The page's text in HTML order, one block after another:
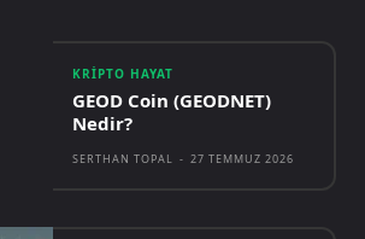
KRIPTO HAYAT
GEOD Coin (GEODNET)
Nedir?
SERTHAN TOPAL - 27 TEMMUZ 2026